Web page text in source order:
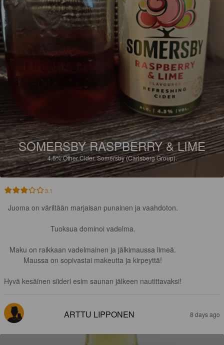
SOMERSBY RASPBERRY & LIME
4.5%Other Cider.Somersby (Carlsberg Group).
3.1
Juoma on väriltään marjaisan punainen ja vaahdoton.
Tuoksua dominoi vadelma.
Maku on raikkaan vadelmainen ja jälkimaussa limeä.
Maussa on sopivastai makeutta ja kirpeyttä!
Hyvä kesäinen siideri esim saunan jälkeen nautittavaksi!
ARTTU LIPPONEN 8 days ago